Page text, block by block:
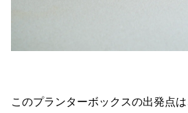
このプランターボックスの出発点